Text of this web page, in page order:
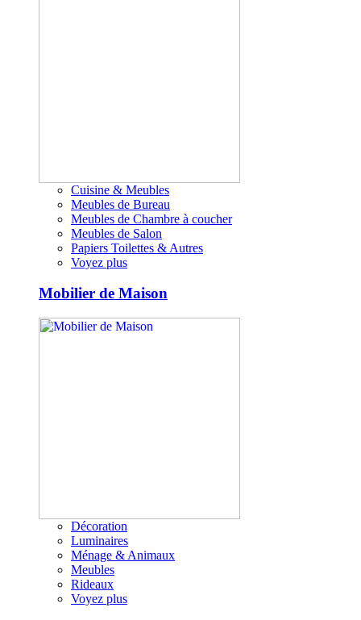
Cuisine & Meubles
Meubles de Bureau
Meubles de Chambre à coucher
Meubles de Salon
Papiers Toilettes & Autres
Voyez plus
Mobilier de Maison
Décoration
Luminaires
Ménage & Animaux
Meubles
Rideaux
Voyez plus